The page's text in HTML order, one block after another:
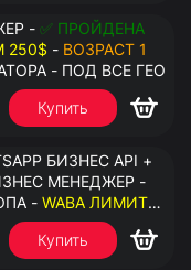
- ✅ ПРОЙДЕНА
250$ - ВОЗРАСТ 1
- ПОД ВСЕ ГЕО
Купить
БИЗНЕС API +
МЕНЕДЖЕР -
- WABA ЛИМИТ
ДО 20
Купить